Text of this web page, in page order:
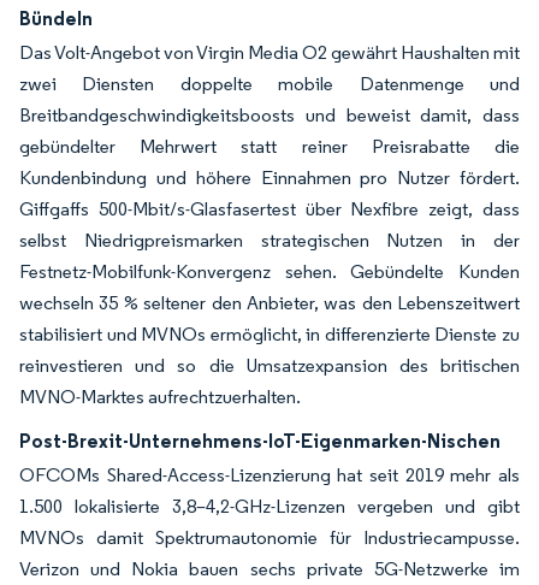
Bündeln
Das Volt-Angebot von Virgin Media O2 gewährt Haushalten mit
zwei Diensten doppelte mobile Datenmenge und
Breitbandgeschwindigkeitsboosts und beweist damit, dass
gebündelter Mehrwert statt reiner Preisrabatte die
Kundenbindung und höhere Einnahmen pro Nutzer fördert.
Giffgaffs 500-Mbit/s-Glasfasertest über Nexfibre zeigt, dass
selbst Niedrigpreismarken strategischen Nutzen in der
Festnetz-Mobilfunk-Konvergenz sehen. Gebündelte Kunden
wechseln 35 % seltener den Anbieter, was den Lebenszeitwert
stabilisiert und MVNOs ermöglicht, in differenzierte Dienste zu
reinvestieren und so die Umsatzexpansion des britischen
MVNO-Marktes aufrechtzuerhalten.
Post-Brexit-Unternehmens-IoT-Eigenmarken-Nischen
OFCOMs Shared-Access-Lizenzierung hat seit 2019 mehr als
1.500 lokalisierte 3,8–4,2-GHz-Lizenzen vergeben und gibt
MVNOs damit Spektrumautonomie für Industriecampusse.
Verizon und Nokia bauen sechs private 5G-Netzwerke im